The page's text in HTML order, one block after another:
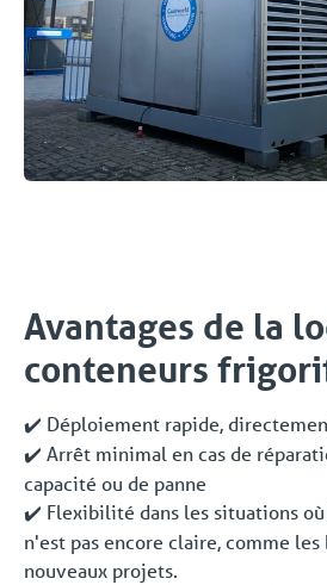
Avantages de la
conteneurs
✔️ Déploiement rapide,
✔️ Arrêt minimal en cas de
capacité ou de panne
✔️ Flexibilité dans les situations
n'est pas encore claire, comme les
nouveaux projets.